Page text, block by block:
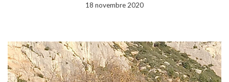
18 novembre 2020